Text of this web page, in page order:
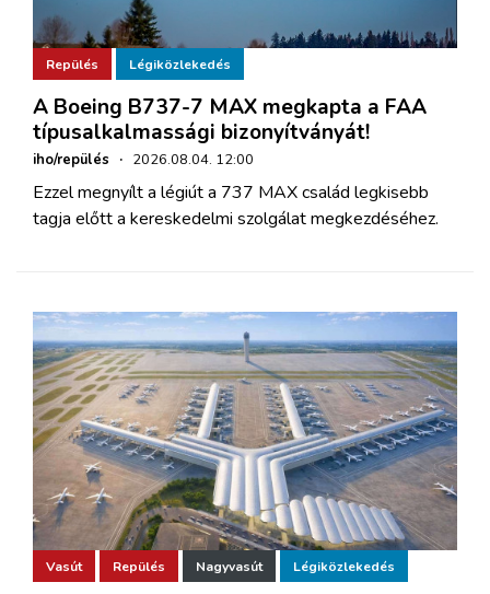
Repülés Légiközlekedés
A Boeing B737-7 MAX megkapta a FAA
típusalkalmassági bizonyítványát!
iho/repülés · 2026.08.04. 12:00
Ezzel megnyílt a légiút a 737 MAX család legkisebb
tagja előtt a kereskedelmi szolgálat megkezdéséhez.
Vasút Repülés Nagyvasút Légiközlekedés